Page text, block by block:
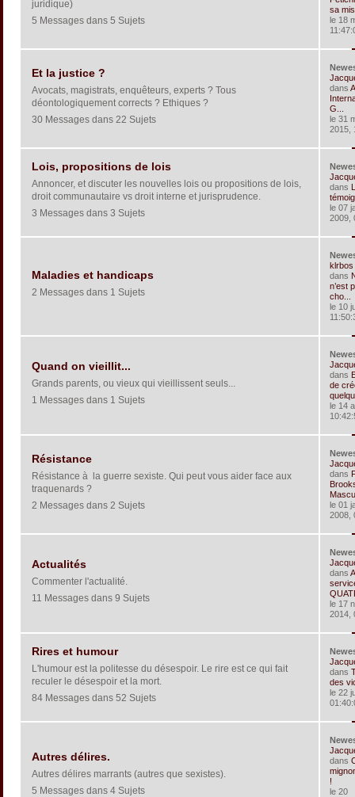
juridique)
5 Messages dans 5 Sujets
sa
le 18
Et la justice ?
Avocats, magistrats, enquêteurs, experts ? Tous
déontologiquement corrects ? Ethiques ?
30 Messages dans 22 Sujets
dans
G...
le 31
2015,
Lois, propositions de lois
Annoncer, et discuter les nouvelles lois ou propositions de lois,
droit communautaire vs droit interne et jurisprudence.
3 Messages dans 3 Sujets
dans
le 07
2009,
Maladies et handicaps
2 Messages dans 1 Sujets
klrbos
dans
n’est
cho...
le 10
Quand on vieillit...
Grands parents, ou vieux qui vieillissent seuls...
1 Messages dans 1 Sujets
dans
de
le 14
Résistance
Résistance à la guerre sexiste. Qui peut vous aider face aux
traquenards ?
2 Messages dans 2 Sujets
dans
le 01
2008,
Actualités
Commenter l'actualité.
11 Messages dans 9 Sujets
dans
le 17
2014,
Rires et humour
L'humour est la politesse du désespoir. Le rire est ce qui fait
reculer le désespoir et la mort.
84 Messages dans 52 Sujets
dans
des
le 22
Autres délires.
Autres délires marrants (autres que sexistes).
5 Messages dans 4 Sujets
dans
!
le 20